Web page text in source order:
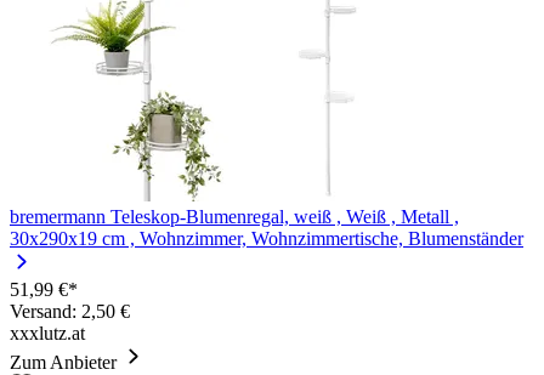
bremermann Teleskop-Blumenregal, weiß , Weiß , Metall ,
30x290x19 cm , Wohnzimmer, Wohnzimmertische, Blumenständer
51,99 €*
Versand: 2,50 €
xxxlutz.at
Zum Anbieter